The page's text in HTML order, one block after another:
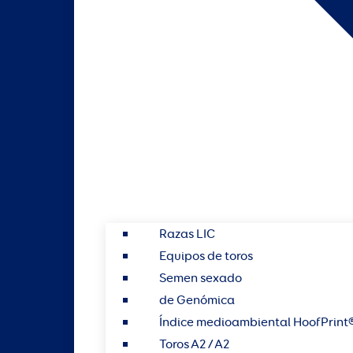
Razas LIC
Equipos de toros
Semen sexado
de Genómica
Índice medioambiental
Toros A2 / A2